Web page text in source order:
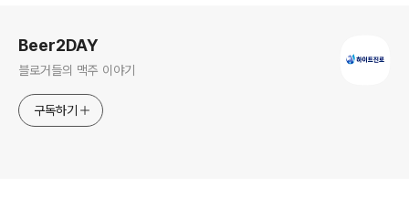
Beer2DAY
블로거들의 맥주 이야기
구독하기